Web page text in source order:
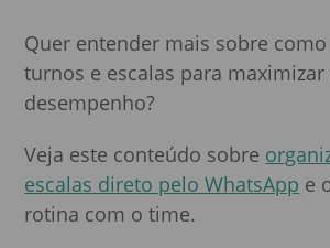
Quer entender mais sobre
turnos e escalas para maximizar
desempenho?
Veja este conteúdo sobre
escalas direto pelo WhatsApp e
rotina com o time.